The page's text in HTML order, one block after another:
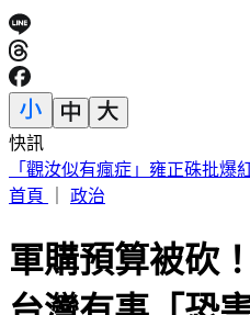
快訊
快訊／熊本今晚又震！規模
里
軍購預算被砍